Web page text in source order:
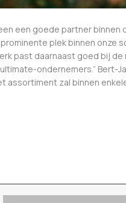
een goede partner binnen
plek binnen onze
past daarnaast goed bij
ondernemers.” Bert-
assortiment zal binnen